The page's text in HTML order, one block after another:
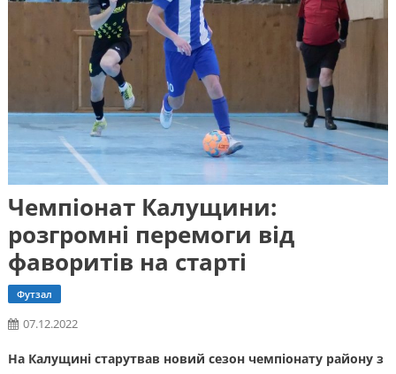
Чемпіонат Калущини:
розгромні перемоги від
фаворитів на старті
Футзал
07.12.2022
На Калущині старутвав новий сезон чемпіонату району з